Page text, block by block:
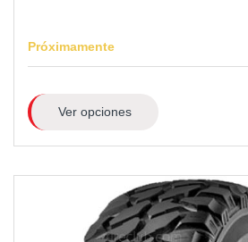
Próximamente
Ver opciones